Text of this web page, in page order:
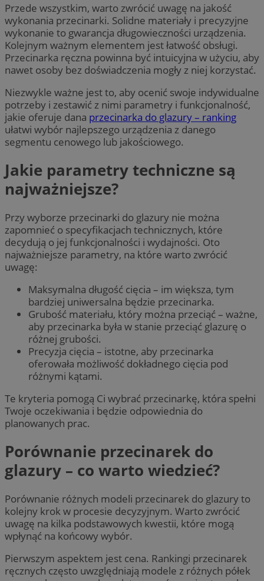
Przede wszystkim, warto zwrócić uwagę na jakość
wykonania przecinarki. Solidne materiały i precyzyjne
wykonanie to gwarancja długowieczności urządzenia.
Kolejnym ważnym elementem jest łatwość obsługi.
Przecinarka ręczna powinna być intuicyjna w użyciu, aby
nawet osoby bez doświadczenia mogły z niej korzystać.
Niezwykle ważne jest to, aby ocenić swoje indywidualne
potrzeby i zestawić z nimi parametry i funkcjonalność,
jakie oferuje dana przecinarka do glazury – ranking
ułatwi wybór najlepszego urządzenia z danego
segmentu cenowego lub jakościowego.
Jakie parametry techniczne są
najważniejsze?
Przy wyborze przecinarki do glazury nie można
zapomnieć o specyfikacjach technicznych, które
decydują o jej funkcjonalności i wydajności. Oto
najważniejsze parametry, na które warto zwrócić
uwagę:
Maksymalna długość cięcia – im większa, tym
bardziej uniwersalna będzie przecinarka.
Grubość materiału, który można przeciąć – ważne,
aby przecinarka była w stanie przeciąć glazurę o
różnej grubości.
Precyzja cięcia – istotne, aby przecinarka
oferowała możliwość dokładnego cięcia pod
różnymi kątami.
Te kryteria pomogą Ci wybrać przecinarkę, która spełni
Twoje oczekiwania i będzie odpowiednia do
planowanych prac.
Porównanie przecinarek do
glazury – co warto wiedzieć?
Porównanie różnych modeli przecinarek do glazury to
kolejny krok w procesie decyzyjnym. Warto zwrócić
uwagę na kilka podstawowych kwestii, które mogą
wpłynąć na końcowy wybór.
Pierwszym aspektem jest cena. Rankingi przecinarek
ręcznych często uwzględniają modele z różnych półek